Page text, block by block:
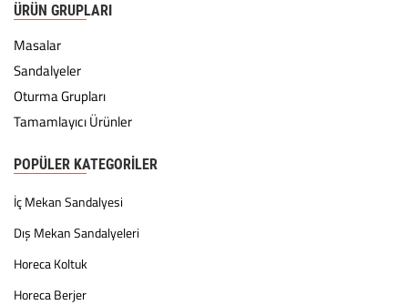
ÜRÜN GRUPLARI
Masalar
Sandalyeler
Oturma Grupları
Tamamlayıcı Ürünler
POPÜLER KATEGORILER
İç Mekan Sandalyesi
Dış Mekan Sandalyeleri
Horeca Koltuk
Horeca Berjer